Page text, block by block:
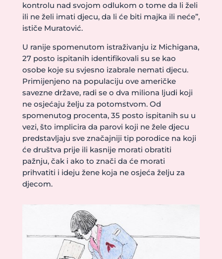
kontrolu nad svojom odlukom o tome da li želi
ili ne želi imati djecu, da li će biti majka ili neće”,
ističe Muratović.
U ranije spomenutom istraživanju iz Michigana,
27 posto ispitanih identifikovali su se kao
osobe koje su svjesno izabrale nemati djecu.
Primijenjeno na populaciju ove američke
savezne države, radi se o dva miliona ljudi koji
ne osjećaju želju za potomstvom. Od
spomenutog procenta, 35 posto ispitanih su u
vezi, što implicira da parovi koji ne žele djecu
predstavljaju sve značajniji tip porodice na koji
će društva prije ili kasnije morati obratiti
pažnju, čak i ako to znači da će morati
prihvatiti i ideju žene koja ne osjeća želju za
djecom.